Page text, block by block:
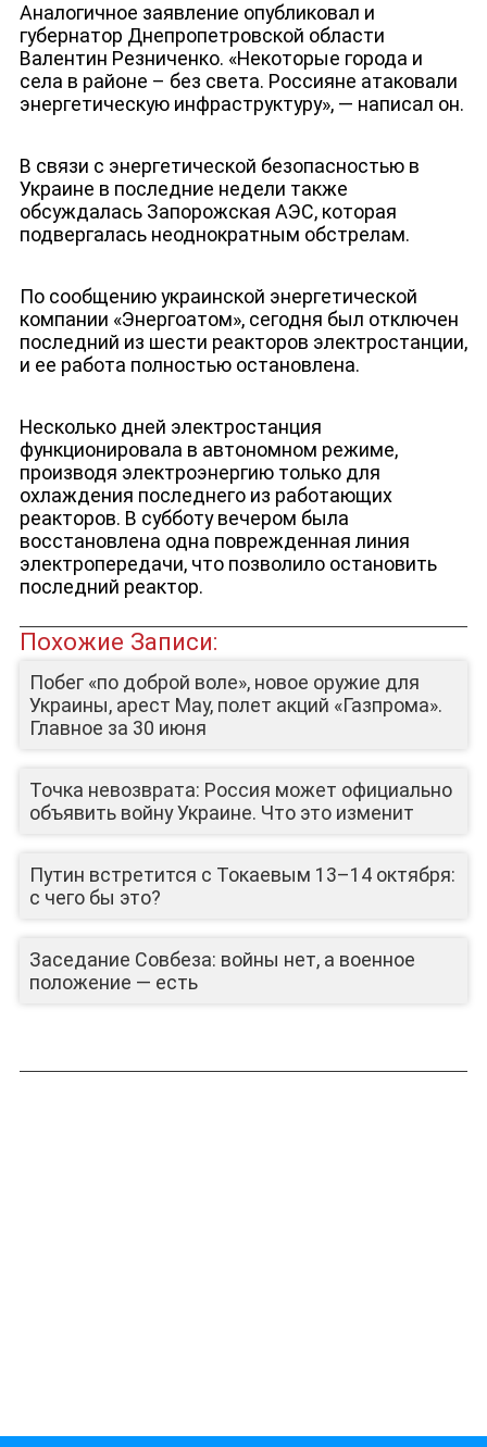
ЛИЦА КАНАЛА
Аналогичное заявление опубликовал и
губернатор Днепропетровской области
Валентин Резниченко. «Некоторые города и
села в районе – без света. Россияне атаковали
энергетическую инфраструктуру», — написал он.
В связи с энергетической безопасностью в
Украине в последние недели также
обсуждалась Запорожская АЭС, которая
подвергалась неоднократным обстрелам.
По сообщению украинской энергетической
компании «Энергоатом», сегодня был отключен
последний из шести реакторов электростанции,
и ее работа полностью остановлена.
Несколько дней электростанция
функционировала в автономном режиме,
производя электроэнергию только для
охлаждения последнего из работающих
реакторов. В субботу вечером была
восстановлена одна поврежденная линия
электропередачи, что позволило остановить
последний реактор.
Похожие Записи:
Побег «по доброй воле», новое оружие для
Украины, арест Мау, полет акций «Газпрома».
Главное за 30 июня
Точка невозврата: Россия может официально
объявить войну Украине. Что это изменит
Путин встретится с Токаевым 13–14 октября:
с чего бы это?
Заседание Совбеза: войны нет, а военное
положение — есть